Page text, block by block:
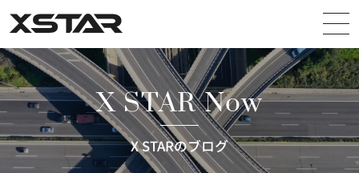
X STAR Now
X STARのブログ